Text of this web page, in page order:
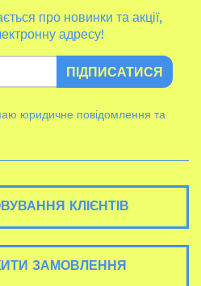
про новинки та акції,
адресу!
ПІДПИСАТИСЯ
юридичне повідомлення та
КЛІЄНТІВ
ЗАМОВЛЕННЯ